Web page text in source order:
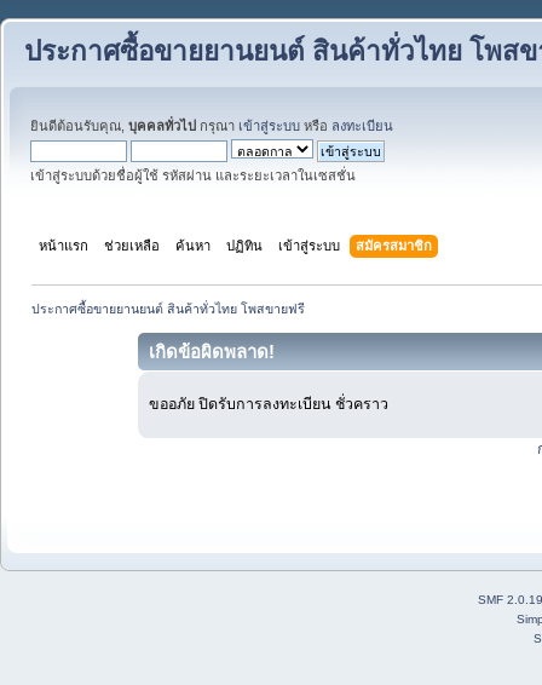
ประกาศซื้อขายยานยนต์ สินค้าทั่วไทย โพส
ยินดีต้อนรับคุณ, บุคคลทั่วไป กรุณา เข้าสู่ระบบ หรือ ลงทะเบียน
เข้าสู่ระบบด้วยชื่อผู้ใช้ รหัสผ่าน และระยะเวลาในเซสชั่น
หน้าแรก ช่วยเหลือ ค้นหา ปฏิทิน เข้าสู่ระบบ สมัครสมาชิก
ประกาศซื้อขายยานยนต์ สินค้าทั่วไทย โพสขายฟรี
เกิดข้อผิดพลาด!
ขออภัย ปิดรับการลงทะเบียน ชั่วคราว
SMF 2.0.19